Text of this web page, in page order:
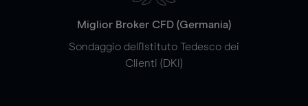
Miglior Broker CFD (Germania)
Sondaggio dell'Istituto Tedesco dei
Clienti (DKI)